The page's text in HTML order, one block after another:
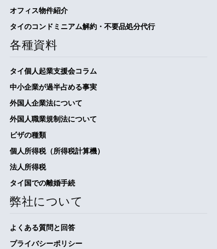
オフィス物件紹介
タイのコンドミニアム解約・不要品処分代行
各種資料
タイ個人起業支援会コラム
中小企業が過半占める事実
外国人企業法について
外国人職業規制法について
ビザの種類
個人所得税（所得税計算機）
法人所得税
タイ国での離婚手続
弊社について
よくある質問と回答
プライバシーポリシー